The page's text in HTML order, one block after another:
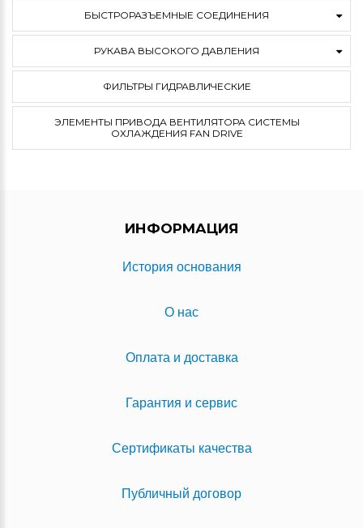
БЫСТРОРАЗЪЕМНЫЕ СОЕДИНЕНИЯ
РУКАВА ВЫСОКОГО ДАВЛЕНИЯ
ФИЛЬТРЫ ГИДРАВЛИЧЕСКИЕ
ЭЛЕМЕНТЫ ПРИВОДА ВЕНТИЛЯТОРА СИСТЕМЫ
ОХЛАЖДЕНИЯ FAN DRIVE
ИНФОРМАЦИЯ
История основания
О нас
Оплата и доставка
Гарантия и сервис
Сертификаты качества
Публичный договор